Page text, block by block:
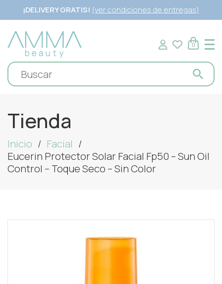
¡DELIVERY GRATIS! (ver condiciones de entregas)
0
Tienda
Inicio
Facial
Eucerin Protector Solar Facial Fp50 – Sun Oil
Control – Toque Seco – Sin Color